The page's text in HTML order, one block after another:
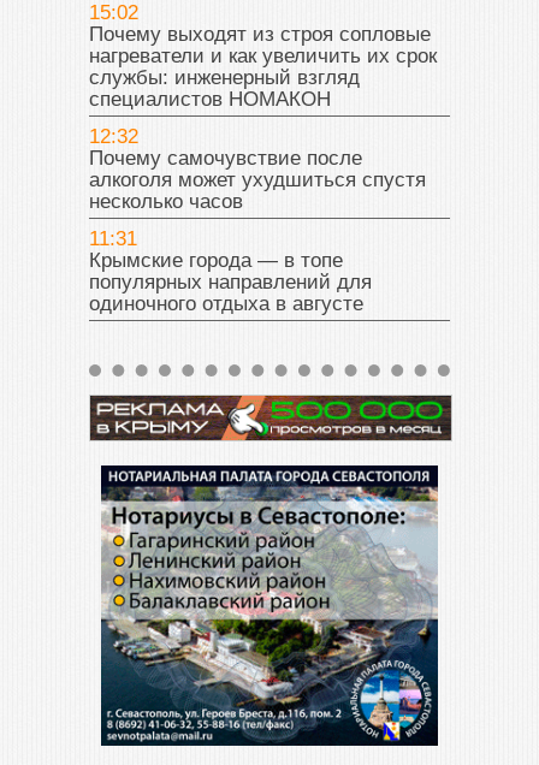
15:02
Почему выходят из строя сопловые
нагреватели и как увеличить их срок
службы: инженерный взгляд
специалистов НОМАКОН
12:32
Почему самочувствие после
алкоголя может ухудшиться спустя
несколько часов
11:31
Крымские города — в топе
популярных направлений для
одиночного отдыха в августе